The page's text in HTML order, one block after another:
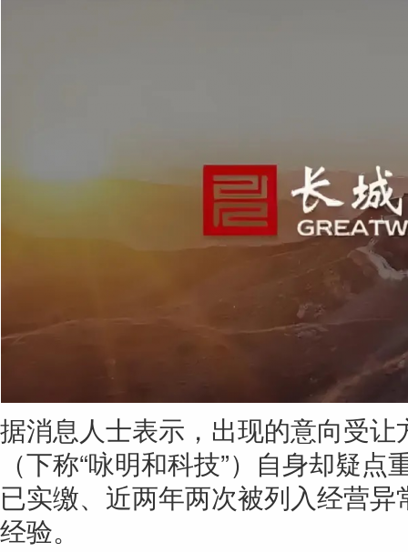
据消息人士表示，出现的意向受
（下称“咏明和科技”）自身却疑
已实缴、近两年两次被列入经营
经验。